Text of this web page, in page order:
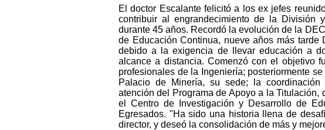
El doctor Escalante felicitó a los ex jefes
contribuir al engrandecimiento de la División
durante 45 años. Recordó la evolución de la
de Educación Continua, nueve años más
debido a la exigencia de llevar educación a
alcance a distancia. Comenzó con el objetivo
profesionales de la Ingeniería; posteriormente
Palacio de Minería, su sede; la
atención del Programa de Apoyo a la Titulación,
el Centro de Investigación y Desarrollo de
Egresados. "Ha sido una historia llena de
director, y deseó la consolidación de más y